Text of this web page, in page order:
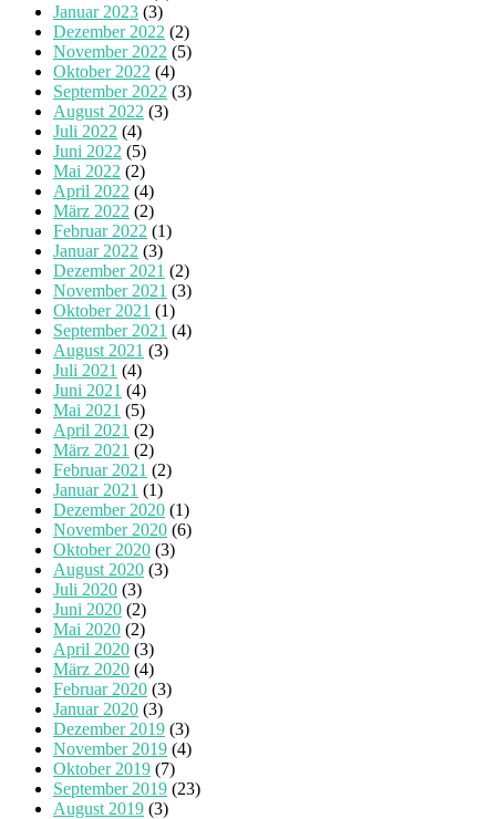
Januar 2023 (3)
Dezember 2022 (2)
November 2022 (5)
Oktober 2022 (4)
September 2022 (3)
August 2022 (3)
Juli 2022 (4)
Juni 2022 (5)
Mai 2022 (2)
April 2022 (4)
März 2022 (2)
Februar 2022 (1)
Januar 2022 (3)
Dezember 2021 (2)
November 2021 (3)
Oktober 2021 (1)
September 2021 (4)
August 2021 (3)
Juli 2021 (4)
Juni 2021 (4)
Mai 2021 (5)
April 2021 (2)
März 2021 (2)
Februar 2021 (2)
Januar 2021 (1)
Dezember 2020 (1)
November 2020 (6)
Oktober 2020 (3)
August 2020 (3)
Juli 2020 (3)
Juni 2020 (2)
Mai 2020 (2)
April 2020 (3)
März 2020 (4)
Februar 2020 (3)
Januar 2020 (3)
Dezember 2019 (3)
November 2019 (4)
Oktober 2019 (7)
September 2019 (23)
August 2019 (3)